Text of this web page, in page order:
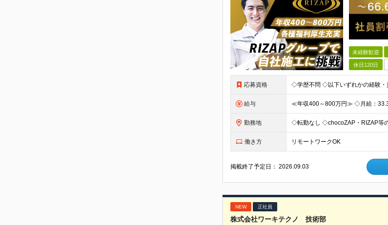
未経験歓迎
休日120日
応募資格
給与
勤務地
働き方 リモートワークOK
掲載終了予定日：2026.09.03
NEW 正社員
株式会社ワーキテクノ 技術部